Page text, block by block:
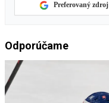
Preferovaný zdroj
Odporúčame